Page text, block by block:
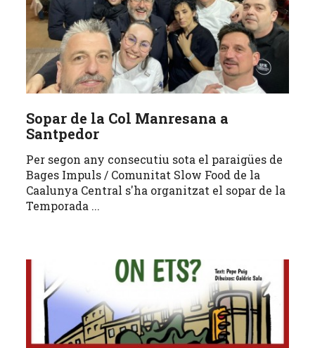
Sopar de la Col Manresana a
Santpedor
Per segon any consecutiu sota el paraigües de
Bages Impuls / Comunitat Slow Food de la
Caalunya Central s'ha organitzat el sopar de la
Temporada ...